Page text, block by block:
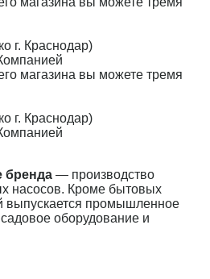
г. Краснодар)
магазина вы можете тремя
г. Краснодар)
бренда — производство
насосов. Кроме бытовых
выпускается промышленное
оборудование и